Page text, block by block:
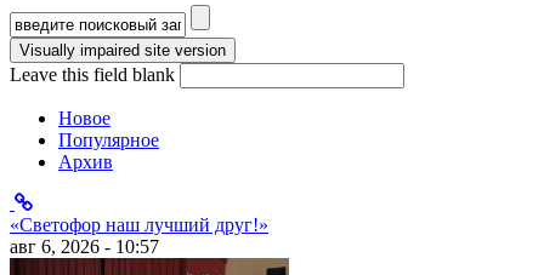
Форма поиска
Leave this field blank
Новое
Популярное
Архив
«Светофор наш лучший друг!»
авг 6, 2026 - 10:57